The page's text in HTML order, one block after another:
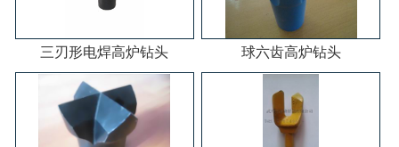
三刃形电焊高炉钻头 球六齿高炉钻头